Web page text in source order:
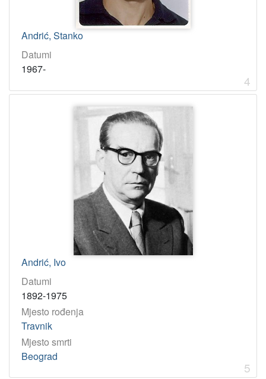
Andrić, Stanko
Datumi
1967-
4
Andrić, Ivo
Datumi
1892-1975
Mjesto rođenja
Travnik
Mjesto smrti
Beograd
5